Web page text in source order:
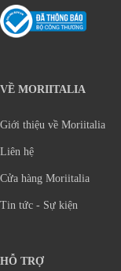
VỀ MORIITALIA
Giới thiệu về Moriitalia
Liên hệ
Cửa hàng Moriitalia
Tin tức - Sự kiện
HỖ TRỢ